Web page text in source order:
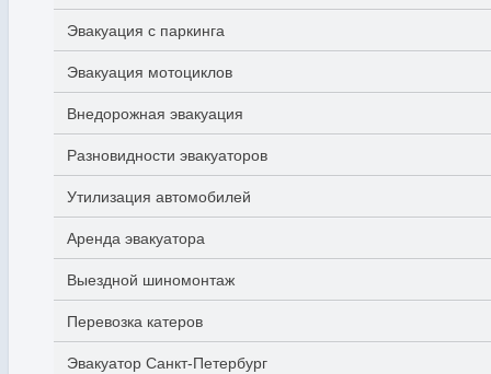
Эвакуация с паркинга
Эвакуация мотоциклов
Внедорожная эвакуация
Разновидности эвакуаторов
Утилизация автомобилей
Аренда эвакуатора
Выездной шиномонтаж
Перевозка катеров
Эвакуатор Санкт-Петербург